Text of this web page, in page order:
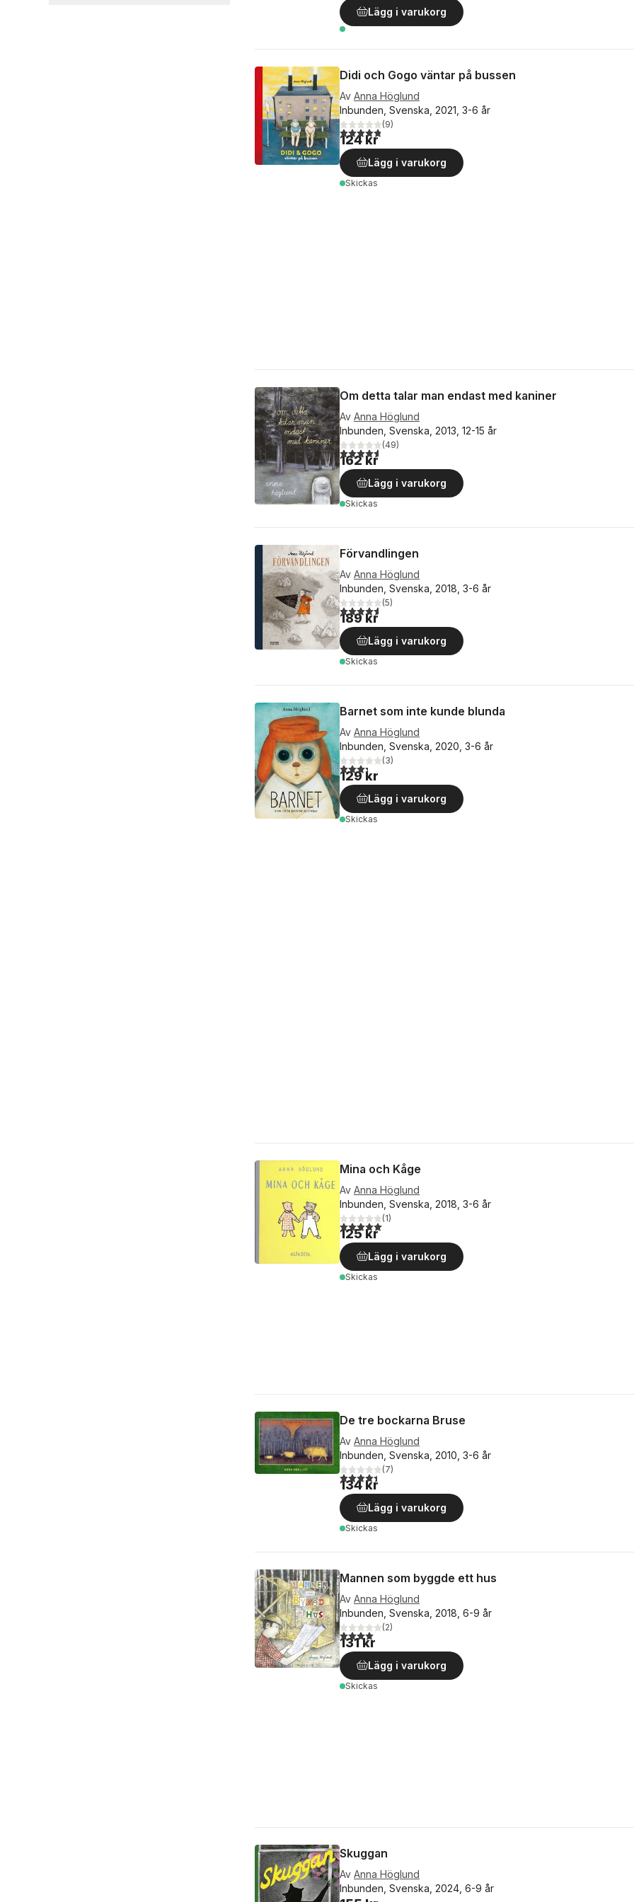
Lägg i varukorg
Didi och Gogo väntar på bussen
Av Anna Höglund
Inbunden, Svenska, 2021, 3-6 år
4,8utav 5 stjärnor. Totalt antal röster:
(9)
124 kr
Lägg i varukorg
Skickas
Om detta talar man endast med kaniner
Av Anna Höglund
Inbunden, Svenska, 2013, 12-15 år
4,6utav 5 stjärnor. Totalt antal röster:
(49)
162 kr
Lägg i varukorg
Skickas
Förvandlingen
Av Anna Höglund
Inbunden, Svenska, 2018, 3-6 år
4,6utav 5 stjärnor. Totalt antal röster:
(5)
189 kr
Lägg i varukorg
Skickas
Barnet som inte kunde blunda
Av Anna Höglund
Inbunden, Svenska, 2020, 3-6 år
3,3utav 5 stjärnor. Totalt antal röster:
(3)
129 kr
Lägg i varukorg
Skickas
Mina och Kåge
Av Anna Höglund
Inbunden, Svenska, 2018, 3-6 år
5,0utav 5 stjärnor. Totalt antal röster:
(1)
125 kr
Lägg i varukorg
Skickas
De tre bockarna Bruse
Av Anna Höglund
Inbunden, Svenska, 2010, 3-6 år
4,4utav 5 stjärnor. Totalt antal röster:
(7)
134 kr
Lägg i varukorg
Skickas
Mannen som byggde ett hus
Av Anna Höglund
Inbunden, Svenska, 2018, 6-9 år
4,0utav 5 stjärnor. Totalt antal röster:
(2)
131 kr
Lägg i varukorg
Skickas
Skuggan
Av Anna Höglund
Inbunden, Svenska, 2024, 6-9 år